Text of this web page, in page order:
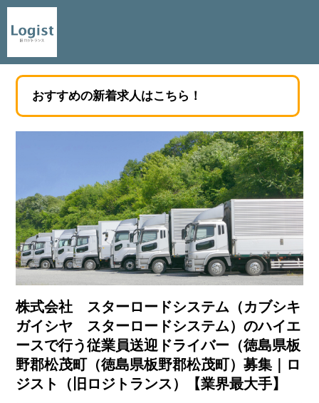
おすすめの新着求人はこちら！
株式会社 スターロードシステム（カブシキ
ガイシヤ スターロードシステム）のハイエ
ースで行う従業員送迎ドライバー（徳島県板
野郡松茂町（徳島県板野郡松茂町）募集｜ロ
ジスト（旧ロジトランス）【業界最大手】